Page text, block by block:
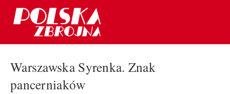
Warszawska Syrenka. Znak
pancerniaków